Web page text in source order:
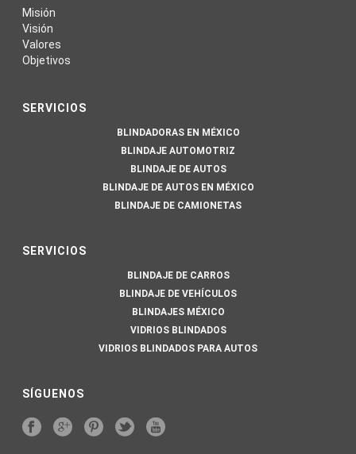
Misión
Visión
Valores
Objetivos
SERVICIOS
BLINDADORAS EN MÉXICO
BLINDAJE AUTOMOTRIZ
BLINDAJE DE AUTOS
BLINDAJE DE AUTOS EN MÉXICO
BLINDAJE DE CAMIONETAS
SERVICIOS
BLINDAJE DE CARROS
BLINDAJE DE VEHÍCULOS
BLINDAJES MÉXICO
VIDRIOS BLINDADOS
VIDRIOS BLINDADOS PARA AUTOS
SÍGUENOS